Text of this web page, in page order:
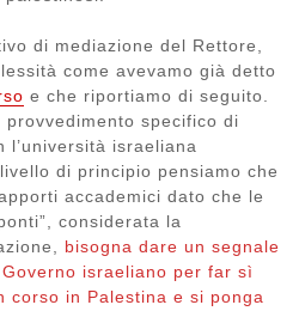
di mediazione del Rettore,
come avevamo già detto
e che riportiamo di seguito.
specifico di
l’università israeliana
di principio pensiamo che
accademici dato che le
considerata la
bisogna dare un segnale
israeliano per far sì
corso in Palestina e si ponga